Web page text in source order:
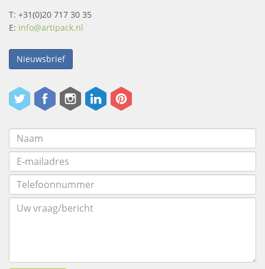
T: +31(0)20 717 30 35
E: info@artipack.nl
Nieuwsbrief